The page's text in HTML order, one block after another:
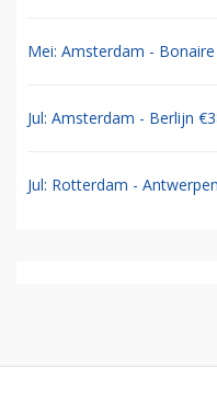
Mei: Amsterdam -
Jul: Amsterdam - Berlijn
Jul: Rotterdam -